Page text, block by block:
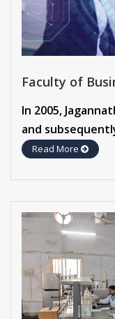
Faculty of
In 2005,
and
Read More